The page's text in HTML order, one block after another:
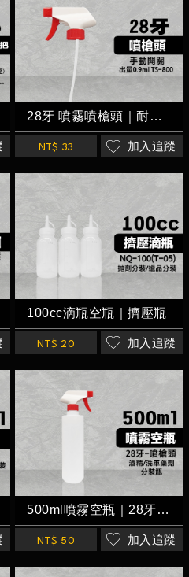
28牙 噴霧噴槍頭｜耐酸鹼 雙開關
NT$ 33 加入追蹤
100cc滴瓶空瓶｜擠壓瓶
NT$ 20 加入追蹤
500ml噴霧空瓶｜28牙噴槍頭 耐酸鹼
NT$ 50 加入追蹤